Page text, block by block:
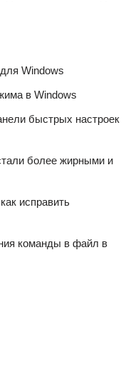
Windows
в Windows
быстрых настроек
более жирными и
исправить
команды в файл в